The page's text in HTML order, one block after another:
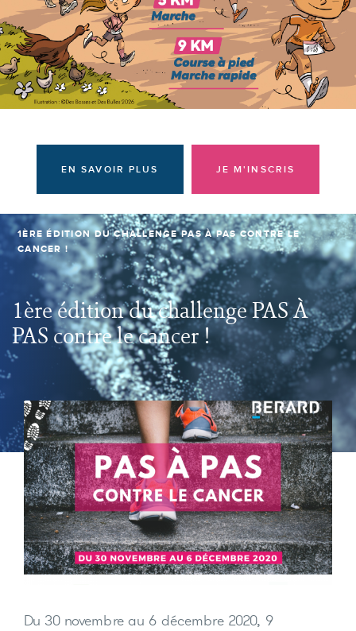
Actualités
Prendre rendez-vous
EN SAVOIR PLUS JE M'INSCRIS
1ÈRE ÉDITION DU CHALLENGE PAS À PAS CONTRE LE
CANCER !
1ère édition du challenge PAS À
PAS contre le cancer !
Du 30 novembre au 6 décembre 2020, 9